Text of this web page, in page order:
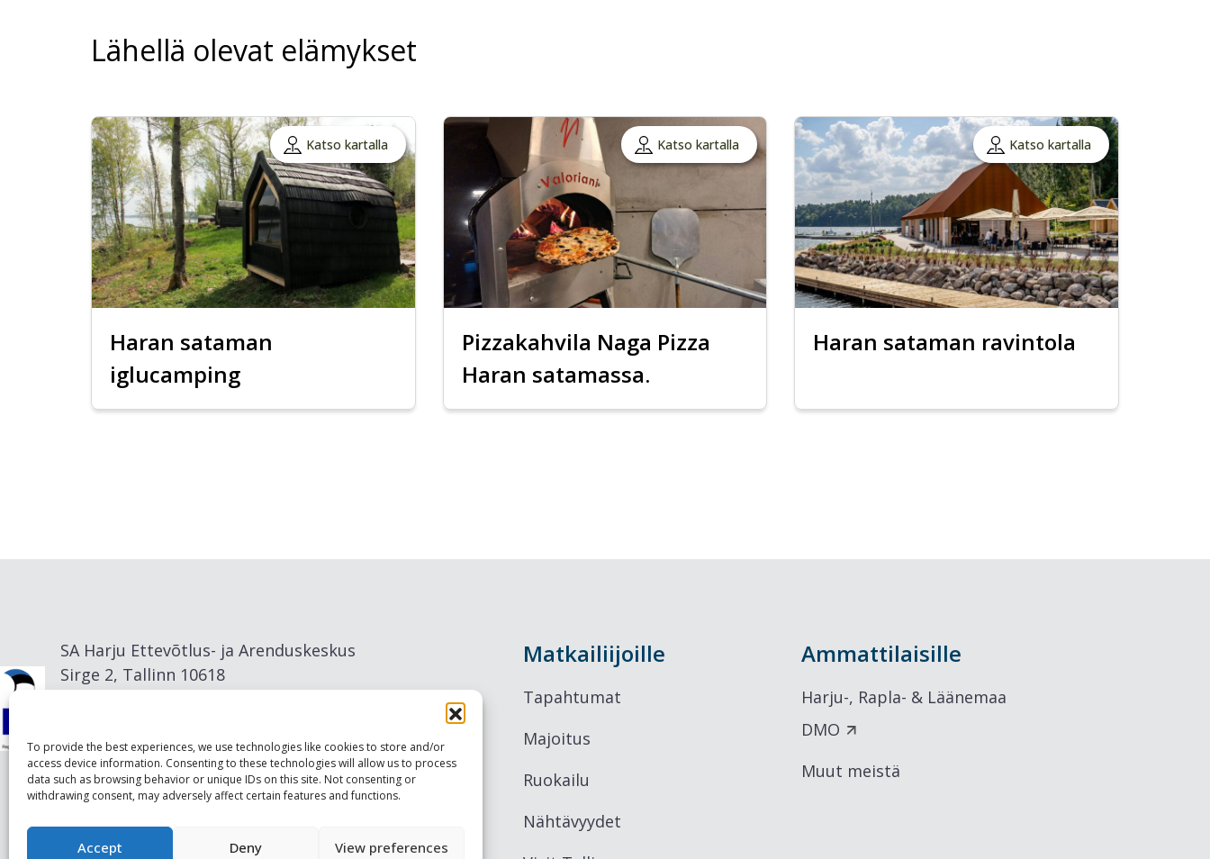
To provide the best experiences, we use technologies like cookies to store and/or
access device information. Consenting to these technologies will allow us to process
data such as browsing behavior or unique IDs on this site. Not consenting or
withdrawing consent, may adversely affect certain features and functions.
Accept Deny View preferences
Lähellä olevat elämykset
Katso kartalla
Haran sataman
iglucamping
Katso kartalla
Pizzakahvila Naga Pizza
Haran satamassa.
Katso kartalla
Haran sataman ravintola
SA Harju Ettevõtlus- ja Arenduskeskus
Sirge 2, Tallinn 10618
Matkailiijoille
Tapahtumat
Majoitus
Ruokailu
Nähtävyydet
Ammattilaisille
Harju-, Rapla- & Läänemaa
DMO
Muut meistä